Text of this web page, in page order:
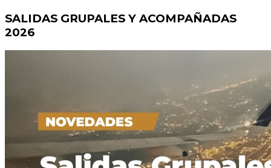
SALIDAS GRUPALES Y ACOMPAÑADAS
2026